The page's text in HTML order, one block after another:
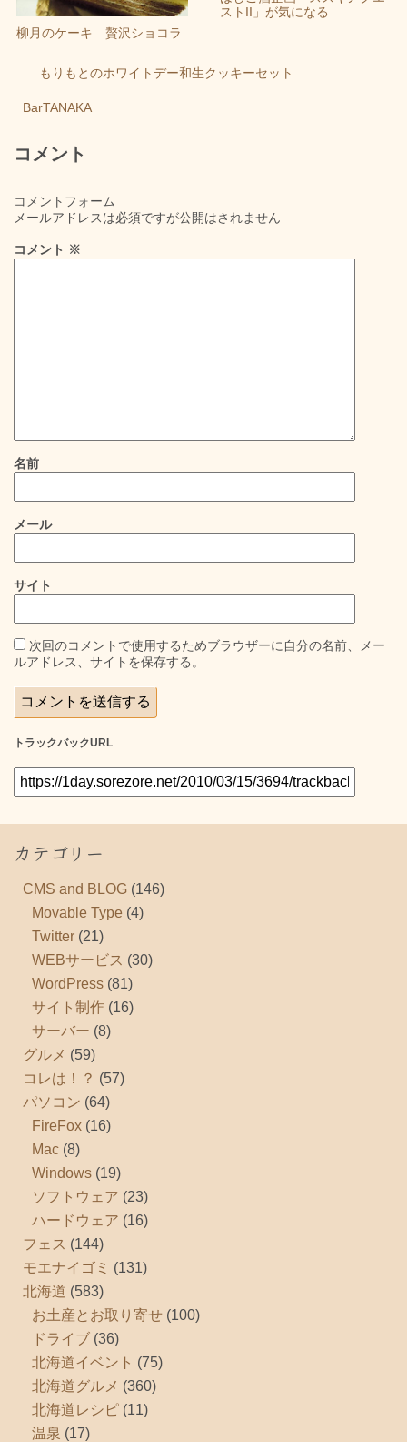
柳月のケーキ 贅沢ショコラ
ストII」が気になる
もりもとのホワイトデー和生クッキーセット
BarTANAKA
コメント
コメントフォーム
メールアドレスは必須ですが公開はされません
コメント ※
名前
メール
サイト
次回のコメントで使用するためブラウザーに自分の名前、メー
ルアドレス、サイトを保存する。
トラックバックURL
カテゴリー
CMS and BLOG (146)
Movable Type (4)
Twitter (21)
WEBサービス (30)
WordPress (81)
サイト制作 (16)
サーバー (8)
グルメ (59)
コレは！？ (57)
パソコン (64)
FireFox (16)
Mac (8)
Windows (19)
ソフトウェア (23)
ハードウェア (16)
フェス (144)
モエナイゴミ (131)
北海道 (583)
お土産とお取り寄せ (100)
ドライブ (36)
北海道イベント (75)
北海道グルメ (360)
北海道レシピ (11)
温泉 (17)